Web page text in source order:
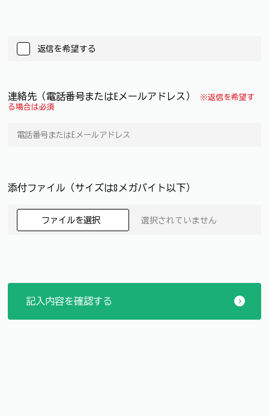
返信を希望する
連絡先（電話番号またはEメールアドレス）
※返信を希望す
る場合は必須
添付ファイル（サイズは8メガバイト以下）
ファイルを選択 選択されていません